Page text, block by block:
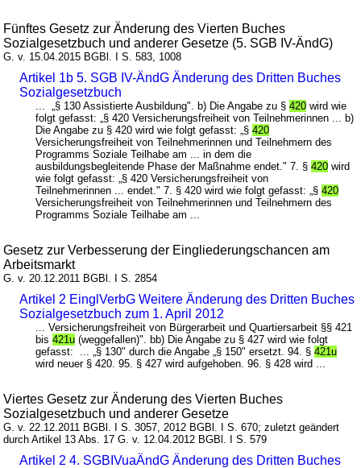
Fünftes Gesetz zur Änderung des Vierten Buches
Sozialgesetzbuch und anderer Gesetze (5. SGB IV-ÄndG)
G. v. 15.04.2015 BGBl. I S. 583, 1008
Artikel 1b 5. SGB IV-ÄndG Änderung des Dritten Buches
Sozialgesetzbuch
... „§ 130 Assistierte Ausbildung". b) Die Angabe zu §420 wird wie
folgt gefasst: „§ 420 Versicherungsfreiheit von Teilnehmerinnen ... b)
Die Angabe zu § 420 wird wie folgt gefasst: „§420
Versicherungsfreiheit von Teilnehmerinnen und Teilnehmern des
Programms Soziale Teilhabe am ... in dem die
ausbildungsbegleitende Phase der Maßnahme endet." 7. §420 wird
wie folgt gefasst: „§ 420 Versicherungsfreiheit von
Teilnehmerinnen ... endet." 7. § 420 wird wie folgt gefasst: „§420
Versicherungsfreiheit von Teilnehmerinnen und Teilnehmern des
Programms Soziale Teilhabe am ...
Gesetz zur Verbesserung der Eingliederungschancen am
Arbeitsmarkt
G. v. 20.12.2011 BGBl. I S. 2854
Artikel 2 EinglVerbG Weitere Änderung des Dritten Buches
Sozialgesetzbuch zum 1. April 2012
... Versicherungsfreiheit von Bürgerarbeit und Quartiersarbeit §§ 421
bis421u (weggefallen)". bb) Die Angabe zu § 427 wird wie folgt
gefasst: ... „§ 130" durch die Angabe „§ 150" ersetzt. 94. §421u
wird neuer § 420. 95. § 427 wird aufgehoben. 96. § 428 wird ...
Viertes Gesetz zur Änderung des Vierten Buches
Sozialgesetzbuch und anderer Gesetze
G. v. 22.12.2011 BGBl. I S. 3057, 2012 BGBl. I S. 670; zuletzt geändert
durch Artikel 13 Abs. 17 G. v. 12.04.2012 BGBl. I S. 579
Artikel 2 4. SGBIVuaÄndG Änderung des Dritten Buches